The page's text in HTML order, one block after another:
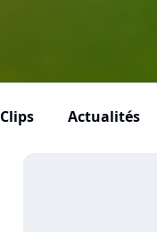
Clips Actualités